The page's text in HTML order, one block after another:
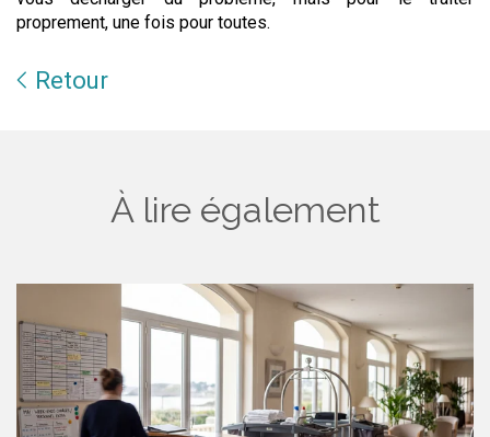
proprement, une fois pour toutes.
Retour
À lire également